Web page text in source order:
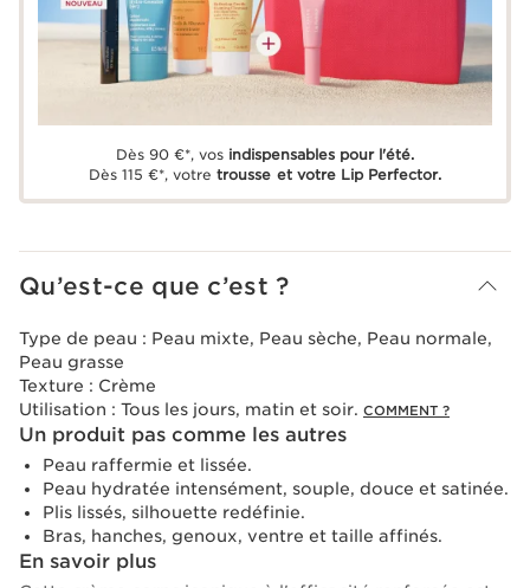
Dès 90 €*, vos indispensables pour l'été.
Dès 115 €*, votre trousse et votre Lip Perfector.
Qu’est-ce que c’est ?
Type de peau : Peau mixte, Peau sèche, Peau normale,
Peau grasse
Texture : Crème
Utilisation : Tous les jours, matin et soir. COMMENT ?
Un produit pas comme les autres
Peau raffermie et lissée.
Peau hydratée intensément, souple, douce et satinée.
Plis lissés, silhouette redéfinie.
Bras, hanches, genoux, ventre et taille affinés.
En savoir plus